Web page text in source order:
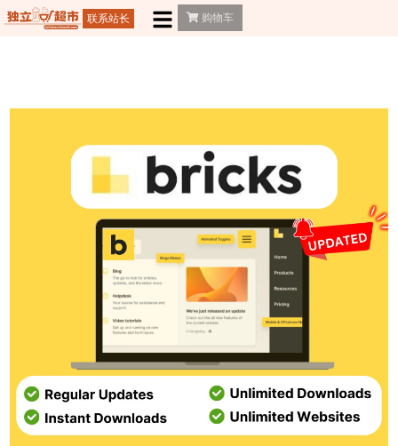
联系站长 购物车